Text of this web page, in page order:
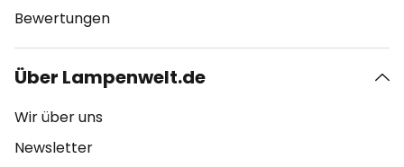
Bewertungen
Über Lampenwelt.de
Wir über uns
Newsletter